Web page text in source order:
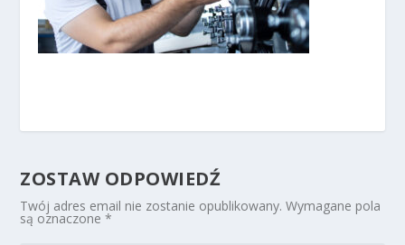
ZOSTAW ODPOWIEDŹ
Twój adres email nie zostanie opublikowany. Wymagane pola
są oznaczone*